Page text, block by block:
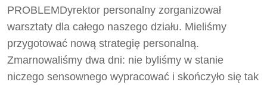
PROBLEMDyrektor personalny zorganizował
warsztaty dla całego naszego działu. Mieliśmy
przygotować nową strategię personalną.
Zmarnowaliśmy dwa dni: nie byliśmy w stanie
niczego sensownego wypracować i skończyło się tak